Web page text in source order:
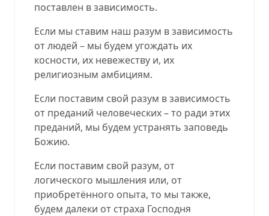
поставлен в зависимость.
Если мы ставим наш разум в зависимость
от людей – мы будем угождать их
косности, их невежеству и, их
религиозным амбициям.
Если поставим свой разум в зависимость
от преданий человеческих – то ради этих
преданий, мы будем устранять заповедь
Божию.
Если поставим свой разум, от
логического мышления или, от
приобретённого опыта, то мы также,
будем далеки от страха Господня